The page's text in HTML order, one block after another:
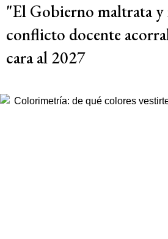
"El Gobierno maltrata y
conflicto docente
cara al 2027